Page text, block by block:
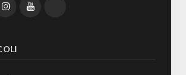
InstagramYouTube